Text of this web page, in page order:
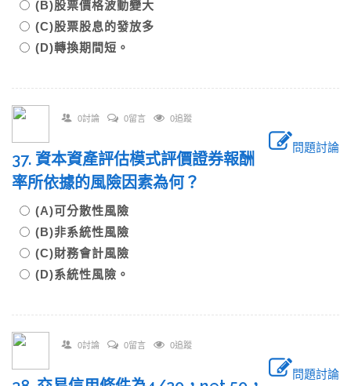
(B)股票價格波動變大
(C)股票股息的發放多
(D)轉換期間短。
0討論 0留言 0追蹤
問題討論
37. 資本資產評估模式評價證券報酬
率所依據的風險因素為何？
(A)可分散性風險
(B)非系統性風險
(C)財務會計風險
(D)系統性風險。
0討論 0留言 0追蹤
問題討論